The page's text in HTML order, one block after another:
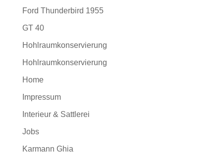
Ford Thunderbird 1955
GT 40
Hohlraumkonservierung
Hohlraumkonservierung
Home
Impressum
Interieur & Sattlerei
Jobs
Karmann Ghia